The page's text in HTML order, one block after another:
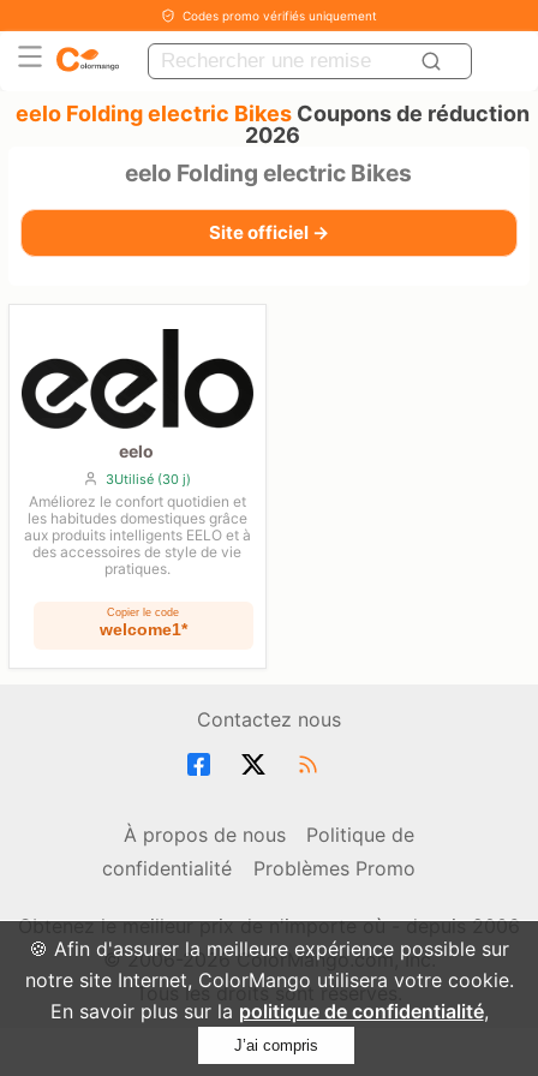
🍪 Afin d'assurer la meilleure expérience possible sur
notre site Internet, ColorMango utilisera votre cookie.
En savoir plus sur la politique de confidentialité,
J’ai compris
Codes promo vérifiés uniquement
eelo Folding electric Bikes Coupons de réduction
2026
eelo Folding electric Bikes
Site officiel →
eelo
3Utilisé (30 j)
Améliorez le confort quotidien et
les habitudes domestiques grâce
aux produits intelligents EELO et à
des accessoires de style de vie
pratiques.
Copier le code
welcome1*
Contactez nous
À propos de nous
Politique de
confidentialité
Problèmes Promo
Obtenez le meilleur prix de n'importe où - depuis 2006
© 2006-2026 ColorMango.com, Inc.
Tous les droits sont réservés.